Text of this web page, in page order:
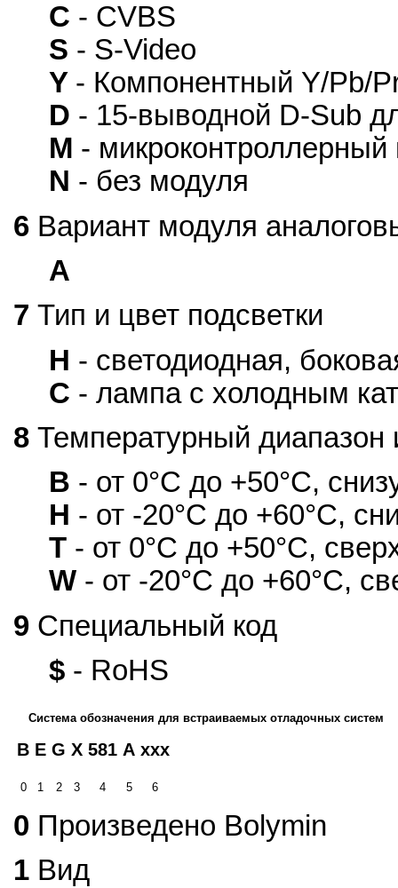
C - CVBS
S - S-Video
Y - Компонентный Y/Pb/
D - 15-выводной D-Sub
M -
N - без модуля
6 Вариант модуля
A
7 Тип и цвет подсветки
H - светодиодная,
C - лампа с холодным
8 Температурный диапазон
B - от 0°С до +50°С,
H - от -20°С до +60°С,
T - от 0°С до +50°С,
W - от -20°С до +60°С,
9 Специальный код
$ - RoHS
Система обозначения для встраиваемых отладочных систем
B E G X 581 A xxx
0 1 2 3 4 5 6
0 Произведено Bolymin
1 Вид